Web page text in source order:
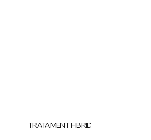
TRATAMENT HIBRID